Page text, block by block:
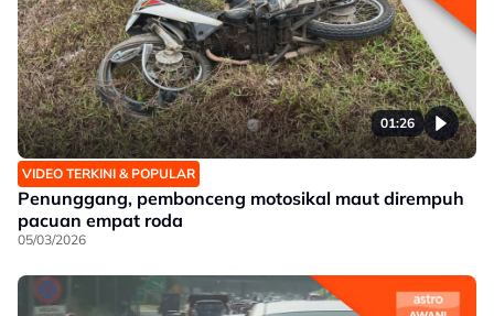
01:26
VIDEO TERKINI & POPULAR
Penunggang, pembonceng motosikal maut dirempuh
pacuan empat roda
05/03/2026